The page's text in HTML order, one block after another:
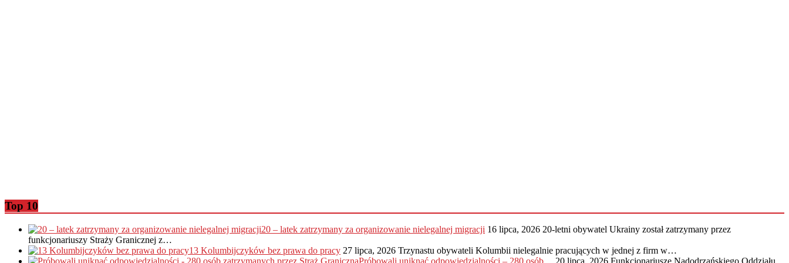
Top 10
20 – latek zatrzymany za organizowanie nielegalnej migracji 16 lipca, 2026 20-letni obywatel Ukrainy został zatrzymany przez
funkcjonariuszy Straży Granicznej z…
13 Kolumbijczyków bez prawa do pracy 27 lipca, 2026 Trzynastu obywateli Kolumbii nielegalnie pracujących w jednej z firm w…